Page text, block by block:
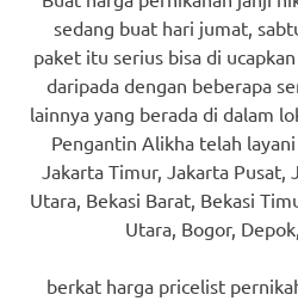
sedang buat hari jumat,
paket itu serius bisa di
daripada dengan beberapa
lainnya yang berada di dalam
Pengantin Alikha telah
Jakarta Timur, Jakarta Pusat,
Utara, Bekasi Barat, Bekasi
Utara, Bogor,
berkat harga pricelist